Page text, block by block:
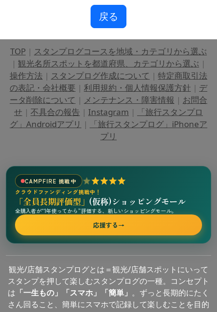
戻る
TOP | スタンプログコースを地域・カテゴリから選ぶ
| 観光名所スポットを都道府県、カテゴリから選ぶ |
操作方法 | スタンプログ作成について | 特定商取引法
の表記・会社概要 | 利用規約・個人情報保護方針 | デ
ータ削除について | メンテナンス・障害情報 | お問合
せ | 不具合の報告 | Instagram |
「旅行スタンプロ
グ」Androidアプリ |
「旅行スタンプログ」iPhoneア
プリ
CAMPFIRE 挑戦中
クラウドファンディング挑戦中！
「全員長期評価型」 (仮称)ショッピングモール
全購入者が“1年使ってから”評価する、新しいショッピングモール。
応援する→
観光/店舗スタンプログとは＝観光/店舗スポットにいって
スタンプを押して楽しむスタンプログの一種。コンセプト
は 「一生もの」「スマホ」「簡単」 。ずっと長期的にたく
さん回ること、簡単にスマホで記録して楽しむことを目的